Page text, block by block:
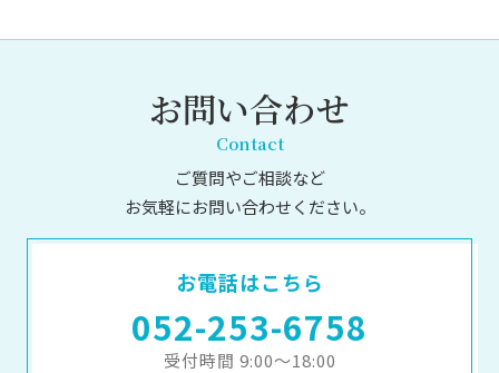
お問い合わせ
Contact
ご質問やご相談など
お気軽にお問い合わせください。
お電話はこちら
052-253-6758
受付時間 9:00～18:00